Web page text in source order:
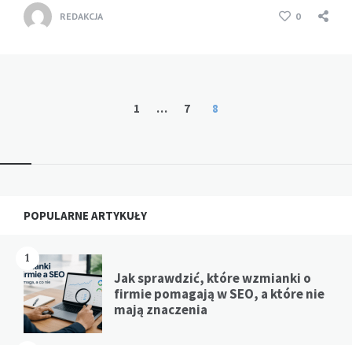
REDAKCJA 0
1 … 7 8
Widgets
POPULARNE ARTYKUŁY
1
Jak sprawdzić, które wzmianki o
firmie pomagają w SEO, a które nie
mają znaczenia